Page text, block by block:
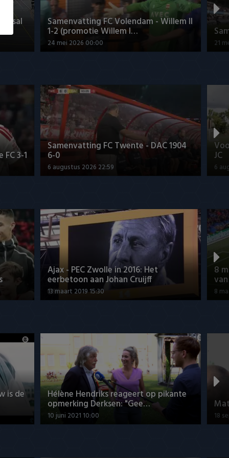
Samenvatting FC Volendam - Willem II
1-2 (promotie Willem I…
24 mei 2026 00:00 21
3-1
Samenvatting FC Twente - DAC 1904
6-0
6 augustus 2026 22:59
JC
6
Ajax - PEC Zwolle in 2016: Het
eerbetoon aan Johan Cruijff
13 maart 2019 15:30
8
8
is de Hélène Hendriks reageert op pikante
opmerking Derksen: "Gee…
10 juni 2021 10:00 18